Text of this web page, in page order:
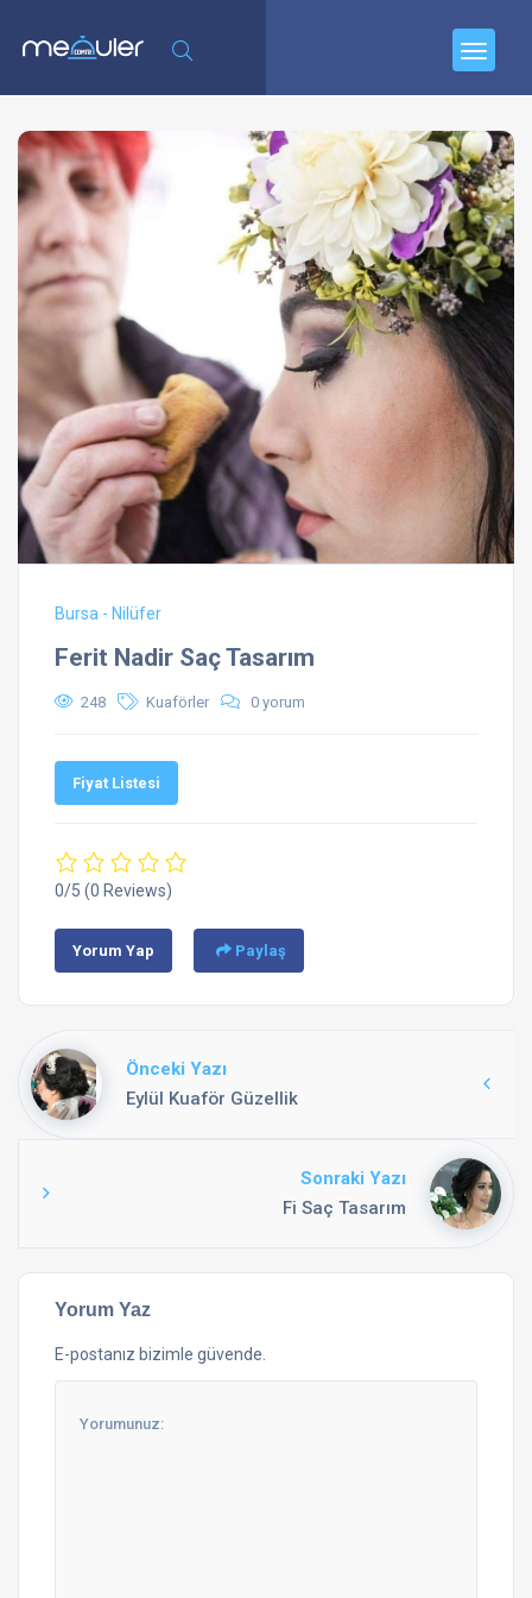
Bursa - Nilüfer
Ferit Nadir Saç Tasarım
248 Kuaförler 0 yorum
Fiyat Listesi
0/5 (0 Reviews)
Yorum Yap Paylaş
Önceki Yazı
Eylül Kuaför Güzellik
Sonraki Yazı
Fi Saç Tasarım
Yorum Yaz
E-postanız bizimle güvende.